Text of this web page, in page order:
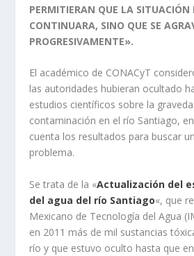
PERMITIERAN QUE LA SITUACIÓN
CONTINUARA, SINO QUE SE
PROGRESIVAMENTE».
El académico de CONACyT
las autoridades hubieran ocultado
estudios científicos sobre la
contaminación en el río Santiago,
cuenta los resultados para buscar
problema.
Se trata de la «Actualización del
del agua del río Santiago«, que
Mexicano de Tecnología del Agua
en 2011 más de mil sustancias
río y que estuvo oculto hasta que